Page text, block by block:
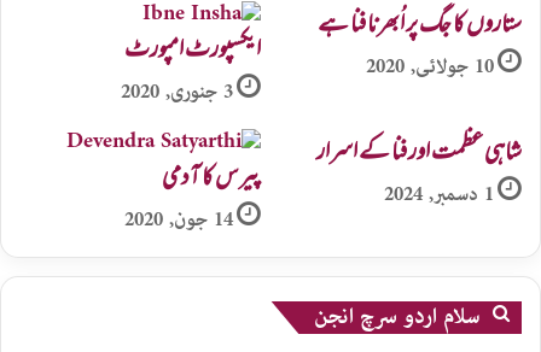
ستاروں کا جگ پر اُبھرنا فنا ہے
10 جولائی, 2020 ایکسپورٹ امپورٹ
3 جنوری, 2020
شاہی عظمت اور فنا کے اسرار
1 دسمبر, 2024 پیرس کا آدمی
14 جون, 2020
سلام اردو سرچ انجن